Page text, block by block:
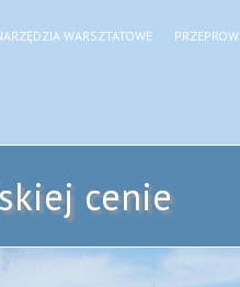
WARSZTATOWE
cenie